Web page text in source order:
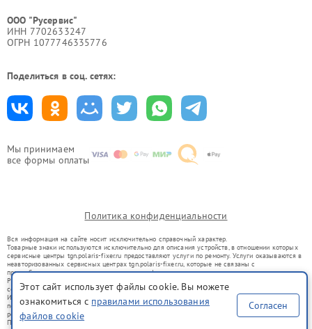
Мы принимаем
все формы оплаты
ООО "Русервис"
ИНН 7702633247
ОГРН 1077746335776
Поделиться в соц. сетях:
Политика конфиденциальности
Вся информация на сайте носит исключительно справочный характер.
Товарные знаки используются исключительно для описания устройств, в отношении которых
сервисные центры tgn.polaris-fixer.ru предоставляют услуги по ремонту. Услуги оказываются в
неавторизованных сервисных центрах tgn.polaris-fixer.ru, которые не связаны с
правообладателями товарных знаков или их официальными представителями.
Ремонт осуществляется для устройств, уже введенных в гражданский оборот в соответствии
со статьей 1487 ГК РФ.
Использование товарных знаков не преследует цели индивидуализации услуг или введения
потребителей в заблуждение, а служит для информирования о предоставляемых услугах по
ремонту техники указанных брендов.
Представленная на сайте информация не является публичной офертой, определяемой
Этот сайт использует файлы cookie. Вы можете
ознакомиться с правилами использования
файлов cookie
Согласен